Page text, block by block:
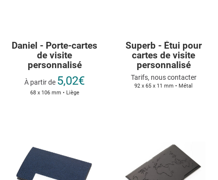
Daniel - Porte-cartes
de visite
personnalisé
À partir de 5,02€
68 x 106 mm • Liège
Superb - Étui pour
cartes de visite
personnalisé
Tarifs, nous contacter
92 x 65 x 11 mm • Métal